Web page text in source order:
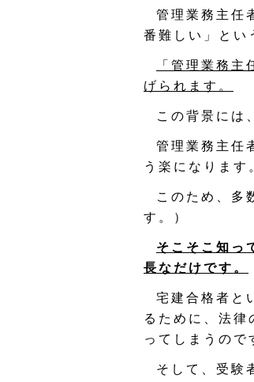
管理業務主任
番難しい」とい
「管理業務
げられます。
この背景には
管理業務主任
う楽になります
このため、多
す。）
そこそこ知っ
長なだけです。
宅建合格者と
るために、法律
ってしまうので
そして、受験